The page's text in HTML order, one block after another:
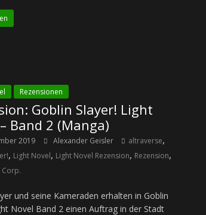
Rezensionen
Goblin Slayer! Light
Band 2 (Manga)
2019 Alexander Geisler altraverse,
, Light Novel, Light Novel Rezension, Rezension,
Corp.
und seine Kameraden erhalten in Goblin
Novel Band 2 einen Auftrag in der Stadt